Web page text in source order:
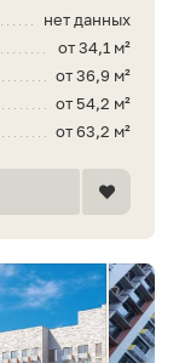
нет данных
от 34,1 м²
от 36,9 м²
от 54,2 м²
от 63,2 м²